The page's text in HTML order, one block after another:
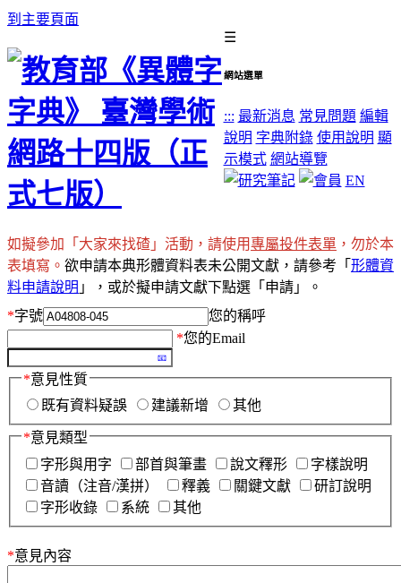
到主要頁面
☰
網站選單
::: 最新消息 常見問題 編輯
說明 字典附錄 使用說明 顯
示模式 網站導覽
EN
如擬參加「大家來找碴」活動，請使用專屬投件表單 ，勿於本
表填寫。 欲申請本典形體資料表未公開文獻，請參考「 形體資
料申請說明 」，或於擬申請文獻下點選「申請」。
*字號
您的稱呼
*您的Email
*意見性質
既有資料疑誤
建議新增 其他
*意見類型
字形與用字
部首與筆畫 說文釋形
字樣說明
音讀（注音/漢拼）
釋義 關鍵文獻
研訂說明
字形收錄
系統 其他
*意見內容